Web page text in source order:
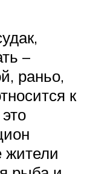
–
раньо,
к
жители